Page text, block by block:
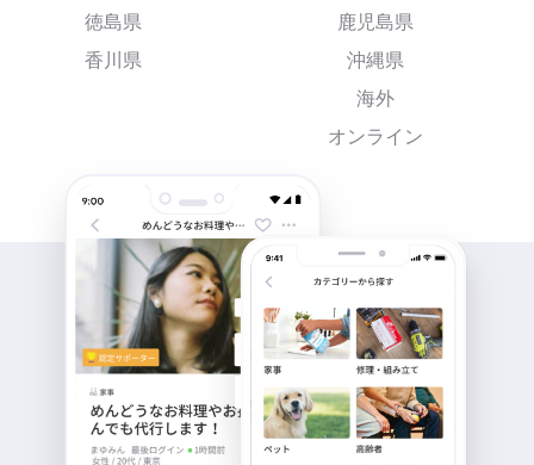
徳島県
香川県
鹿児島県
沖縄県
海外
オンライン